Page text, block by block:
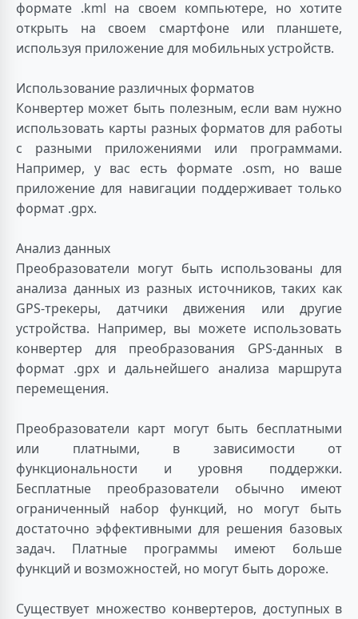
формате .kml на своем компьютере, но хотите
открыть на своем смартфоне или планшете,
используя приложение для мобильных устройств.
Использование различных форматов
Конвертер может быть полезным, если вам нужно
использовать карты разных форматов для работы
с разными приложениями или программами.
Например, у вас есть формате .osm, но ваше
приложение для навигации поддерживает только
формат .gpx.
Анализ данных
Преобразователи могут быть использованы для
анализа данных из разных источников, таких как
GPS-трекеры, датчики движения или другие
устройства. Например, вы можете использовать
конвертер для преобразования GPS-данных в
формат .gpx и дальнейшего анализа маршрута
перемещения.
Преобразователи карт могут быть бесплатными
или платными, в зависимости от
функциональности и уровня поддержки.
Бесплатные преобразователи обычно имеют
ограниченный набор функций, но могут быть
достаточно эффективными для решения базовых
задач. Платные программы имеют больше
функций и возможностей, но могут быть дороже.
Существует множество конвертеров, доступных в